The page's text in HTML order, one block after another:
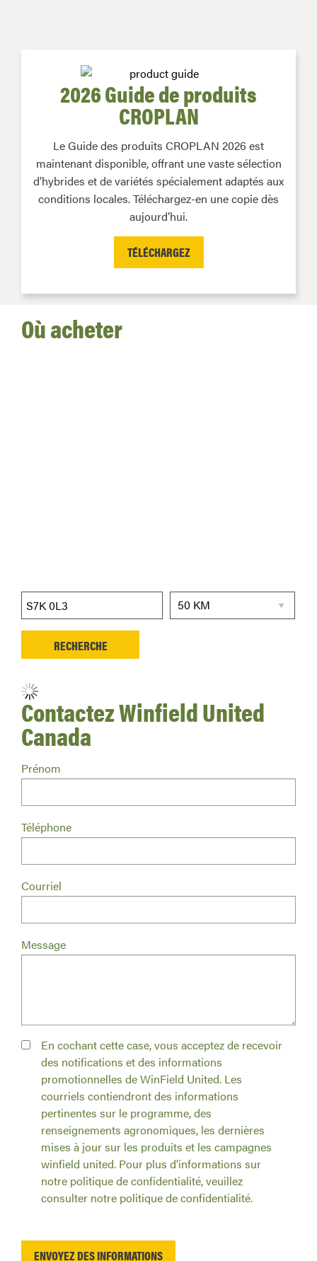
2026 Guide de produits
CROPLAN
Le Guide des produits CROPLAN 2026 est
maintenant disponible, offrant une vaste sélection
d’hybrides et de variétés spécialement adaptés aux
conditions locales. Téléchargez-en une copie dès
aujourd’hui.
TÉLÉCHARGEZ
Où acheter
Contactez Winfield United
Canada
Prénom
Téléphone
Courriel
Message
En cochant cette case, vous acceptez de recevoir
des notifications et des informations
promotionnelles de WinField United. Les
courriels contiendront des informations
pertinentes sur le programme, des
renseignements agronomiques, les dernières
mises à jour sur les produits et les campagnes
winfield united. Pour plus d'informations sur
notre politique de confidentialité, veuillez
consulter notre politique de confidentialité.